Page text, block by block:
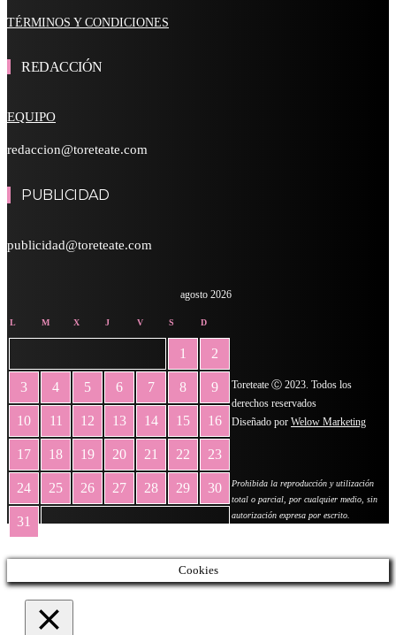
TÉRMINOS Y CONDICIONES
REDACCIÓN
EQUIPO
redaccion@toreteate.com
PUBLICIDAD
publicidad@toreteate.com
agosto 2026
L M X J V S D
1 2
3 4 5 6 7 8 9
10 11 12 13 14 15 16
17 18 19 20 21 22 23
24 25 26 27 28 29 30
31
Toreteate Ⓒ 2023. Todos los
derechos reservados
Diseñado por Welow Marketing
Prohibida la reproducción y utilización
total o parcial, por cualquier medio, sin
autorización expresa por escrito.
Cookies